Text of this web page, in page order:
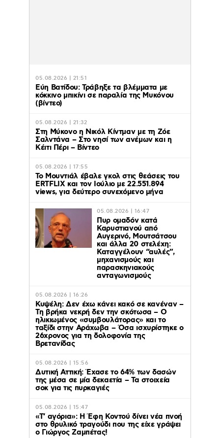
05.08.2026 | 21:51
Εύη Βατίδου: Τράβηξε τα βλέμματα με
κόκκινο μπικίνι σε παραλία της Μυκόνου
(βίντεο)
05.08.2026 | 21:32
Στη Μύκονο η Νικόλ Κίντμαν με τη Ζόε
Σαλντάνα – Στο νησί των ανέμων και η
Κέιτι Πέρι – Βίντεο
05.08.2026 | 17:55
Το Μουντιάλ έβαλε γκολ στις θεάσεις του
ERTFLIX και τον Ιούλιο με 22.551.894
views, για δεύτερο συνεχόμενο μήνα
05.08.2026 | 16:47
Πυρ ομαδόν κατά
Καρυστιανού από
Αυγερινό, Μουτσάτσου
και άλλα 20 στελέχη:
Καταγγέλουν “αυλές”,
μηχανισμούς και
παρασκηνιακούς
ανταγωνισμούς
05.08.2026 | 16:26
Κυψέλη: Δεν έχω κάνει κακό σε κανέναν –
Τη βρήκα νεκρή δεν την σκότωσα – Ο
ηλικιωμένος «συμβουλάτορας» και το
ταξίδι στην Αράχωβα – Όσα ισχυρίστηκε ο
26χρονος για τη δολοφονία της
Βρετανίδας
05.08.2026 | 15:56
Δυτική Αττική: Έχασε το 64% των δασών
της μέσα σε μία δεκαετία – Τα στοιχεία
σοκ για τις πυρκαγιές
05.08.2026 | 15:47
«Τ’ αγόρια»: Η Έφη Κοντού δίνει νέα πνοή
στο θρυλικό τραγούδι που της είχε γράψει
ο Γιώργος Ζαμπέτας!